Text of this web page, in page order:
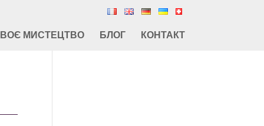
МИСТЕЦТВО БЛОГ КОНТАКТ